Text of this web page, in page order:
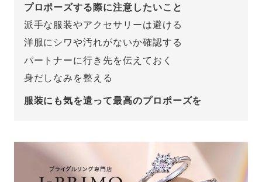
プロポーズする際に注意したいこと
派手な服装やアクセサリーは避ける
洋服にシワや汚れがないか確認する
パートナーに行き先を伝えておく
身だしなみを整える
服装にも気を遣って最高のプロポーズを
パーフェクトプロポーズリング
プロポーズシチュエーション診断
婚約指輪マッチング診断
タイミング
場所
言葉
婚約指輪のご購入と
プロポーズのご相談
I-PRIMO公式サイト
I-PRIMO公式オンラインショップ